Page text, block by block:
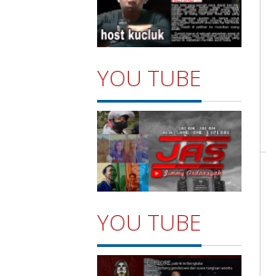
YOU TUBE
YOU TUBE